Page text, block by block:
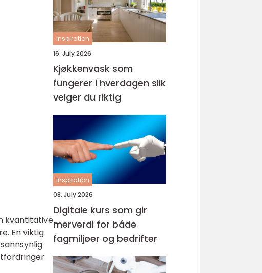
kvantitative
En viktig
inspiration
16. July 2026
Kjøkkenvask som
fungerer i hverdagen slik
velger du riktig
inspiration
08. July 2026
Digitale kurs som gir
merverdi for både
fagmiljøer og bedrifter